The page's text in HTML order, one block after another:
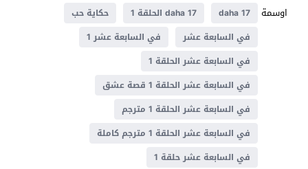
اوسمة
daha 17 daha 17 الحلقة 1
حكاية حب
في السابعة عشر
في السابعة عشر 1
في السابعة عشر الحلقة 1
في السابعة عشر الحلقة 1 قصة عشق
في السابعة عشر الحلقة 1 مترجم
في السابعة عشر الحلقة 1 مترجم كاملة
في السابعة عشر حلقة 1